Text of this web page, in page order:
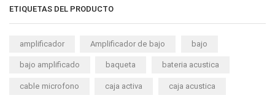
ETIQUETAS DEL PRODUCTO
amplificador Amplificador de bajo bajo
bajo amplificado baqueta bateria acustica
cable microfono caja activa caja acustica